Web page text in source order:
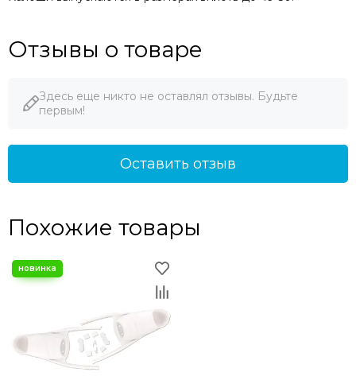
Отзывы о товаре
Здесь еще никто не оставлял отзывы. Будьте
первым!
Оставить отзыв
Похожие товары